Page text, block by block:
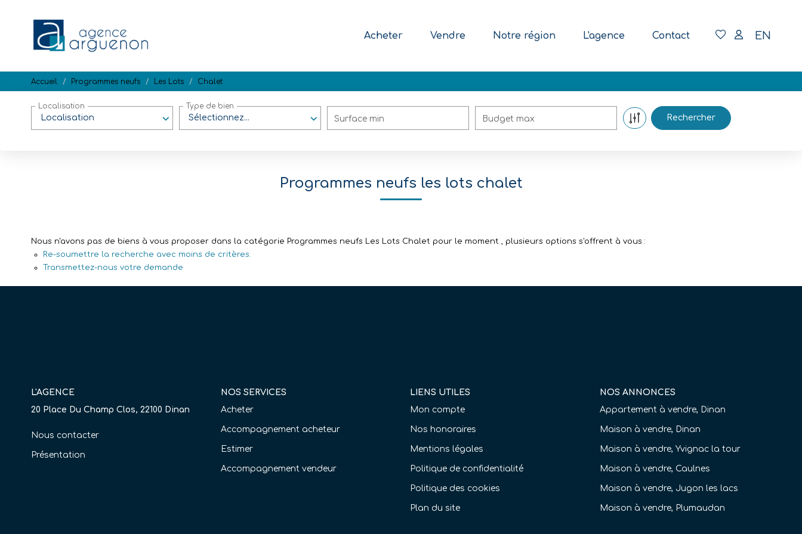
Acheter Vendre Notre région L'agence Contact EN
Accueil Programmes neufs Les Lots Chalet
Localisation
Localisation
Sélectionnez...
Type de bien
Surface min Budget max
Programmes neufs les lots chalet
Nous n'avons pas de biens à vous proposer dans la catégorie Programmes neufs Les Lots Chalet pour le moment , plusieurs options s'offrent à vous :
Re-soumettre la recherche avec moins de critères.
Transmettez-nous votre demande
L'AGENCE
20 Place Du Champ Clos, 22100 Dinan
Nous contacter
Présentation
NOS SERVICES
Acheter
Accompagnement acheteur
Estimer
Accompagnement vendeur
LIENS UTILES
Mon compte
Nos honoraires
Mentions légales
Politique de confidentialité
Politique des cookies
Plan du site
NOS ANNONCES
Appartement à vendre, Dinan
Maison à vendre, Dinan
Maison à vendre, Yvignac la tour
Maison à vendre, Caulnes
Maison à vendre, Jugon les lacs
Maison à vendre, Plumaudan